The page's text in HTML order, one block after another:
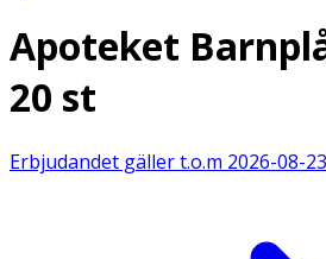
Apoteket
20 st
Erbjudandet gäller t.o.m 2026-08-23